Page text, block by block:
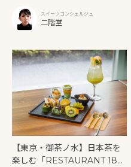
ー》を味わうスイーツコンシェルジュ
二階堂
【東京・御茶ノ水】日本茶を
楽しむ「RESTAURANT 189